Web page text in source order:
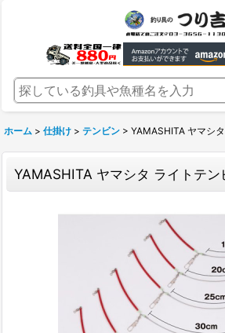
ホーム > 仕掛け > テンビン > YAMASHITA ヤマシ
YAMASHITA ヤマシタ ライトテン